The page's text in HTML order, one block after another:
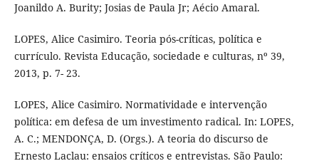
Joanildo A. Burity; Josias de Paula Jr; Aécio Amaral.
LOPES, Alice Casimiro. Teoria pós-críticas, política e
currículo. Revista Educação, sociedade e culturas, nº 39,
2013, p. 7- 23.
LOPES, Alice Casimiro. Normatividade e intervenção
política: em defesa de um investimento radical. In: LOPES,
A. C.; MENDONÇA, D. (Orgs.). A teoria do discurso de
Ernesto Laclau: ensaios críticos e entrevistas. São Paulo: